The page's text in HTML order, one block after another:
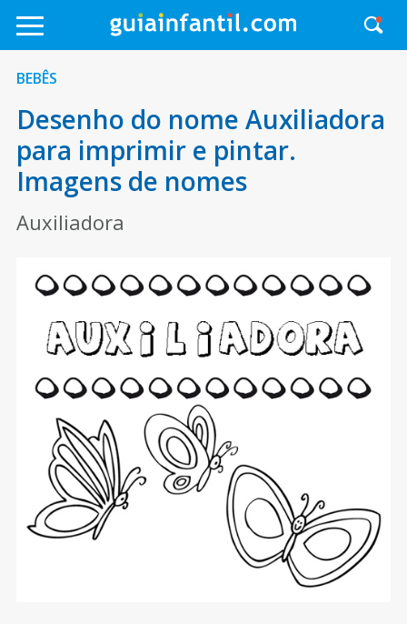
BEBÊS
Desenho do nome Auxiliadora
para imprimir e pintar.
Imagens de nomes
Auxiliadora